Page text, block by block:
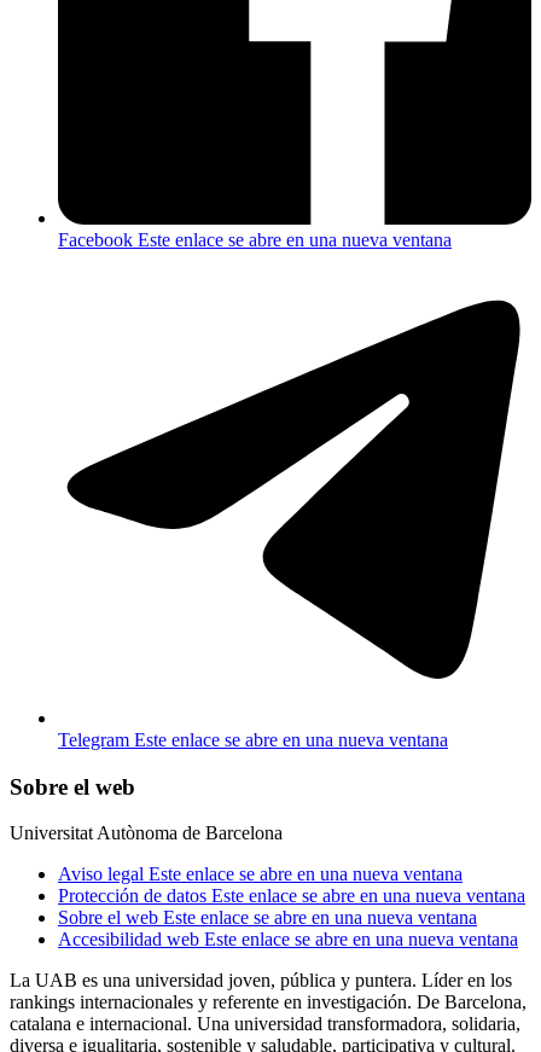
Facebook Este enlace se abre en una nueva ventana
Telegram Este enlace se abre en una nueva ventana
Sobre el web
Universitat Autònoma de Barcelona
Aviso legal Este enlace se abre en una nueva ventana
Protección de datos Este enlace se abre en una nueva ventana
Sobre el web Este enlace se abre en una nueva ventana
Accesibilidad web Este enlace se abre en una nueva ventana
La UAB es una universidad joven, pública y puntera. Líder en los
rankings internacionales y referente en investigación. De Barcelona,
catalana e internacional. Una universidad transformadora, solidaria,
diversa e igualitaria, sostenible y saludable, participativa y cultural.